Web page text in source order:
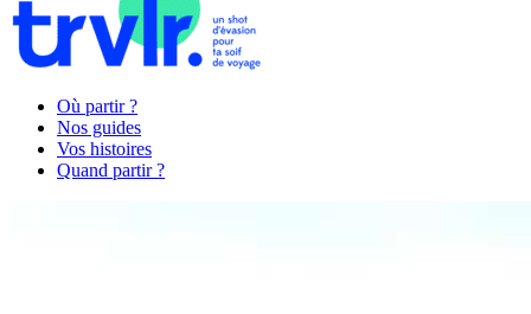
Où partir ?
Nos guides
Vos histoires
Quand partir ?